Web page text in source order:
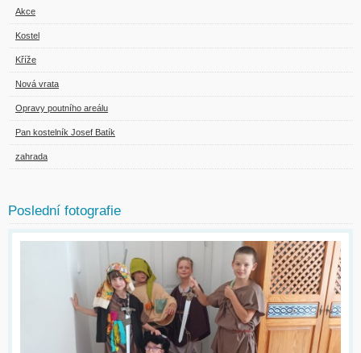
Akce
Kostel
Kříže
Nová vrata
Opravy poutního areálu
Pan kostelník Josef Batík
zahrada
Poslední fotografie